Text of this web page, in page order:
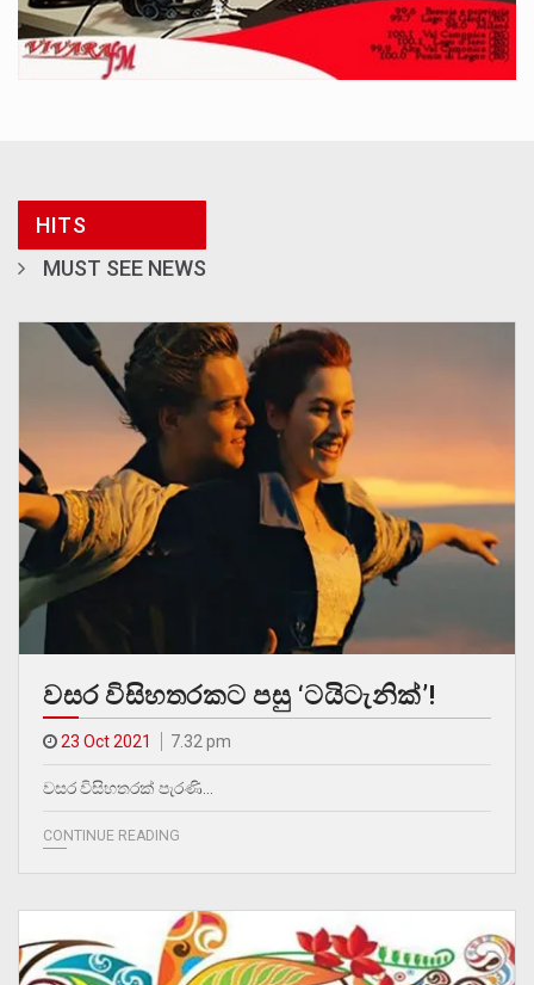
HITS
MUST SEE NEWS
වසර විසිහතරකට පසු ‘ටයිටැනික්’!
23 Oct 2021 7.32 pm
වසර විසිහතරක් පැරණි…
CONTINUE READING